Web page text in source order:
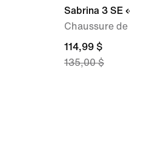
Sabrina 3 SE «
Chaussure de
current
price
114,99 $
135,00 $